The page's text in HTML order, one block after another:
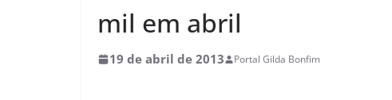
mil em abril
19 de abril de 2013 Portal Gilda Bonfim